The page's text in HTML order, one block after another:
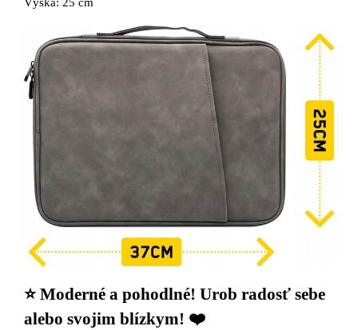
⭐ Moderné a pohodlné! Urob radosť sebe
alebo svojim blízkym! ❤️‍